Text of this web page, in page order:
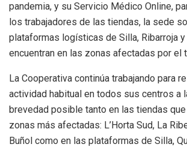
pandemia, y su Servicio Médico Online,
los trabajadores de las tiendas, la sede
plataformas logísticas de Silla, Ribarroja y
encuentran en las zonas afectadas por el
La Cooperativa continúa trabajando para
actividad habitual en todos sus centros a
brevedad posible tanto en las tiendas
zonas más afectadas: L’Horta Sud, La
Buñol como en las plataformas de Silla,